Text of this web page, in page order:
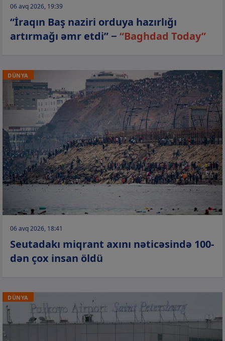
06 avq 2026, 19:39
“İraqın Baş naziri orduya hazırlığı
artırmağı əmr etdi” − “Baghdad Today”
DÜNYA
06 avq 2026, 18:41
Seutadakı miqrant axını nəticəsində 100-
dən çox insan öldü
DÜNYA